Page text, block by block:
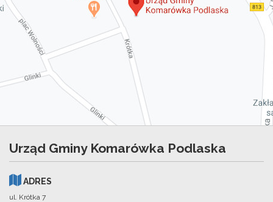
Urząd Gminy Komarówka Podlaska
ADRES
ul. Krótka 7